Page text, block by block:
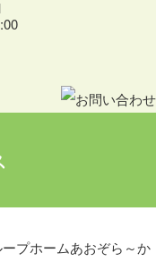
ープホームあおぞら～か